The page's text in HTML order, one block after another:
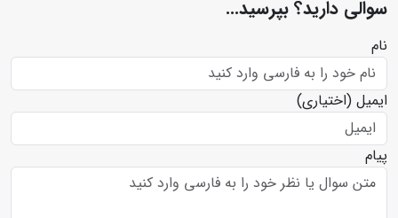
سوالی دارید؟ بپرسید...
نام
ایمیل (اختیاری)
پیام